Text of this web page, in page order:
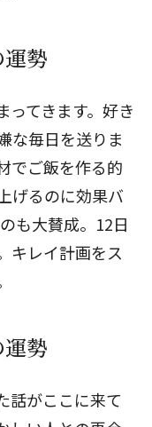
勢
ってきます。好き
な毎日を送りま
でご飯を作る的
げるのに効果バ
も大賛成。12日
キレイ計画をス
勢
話がここに来て